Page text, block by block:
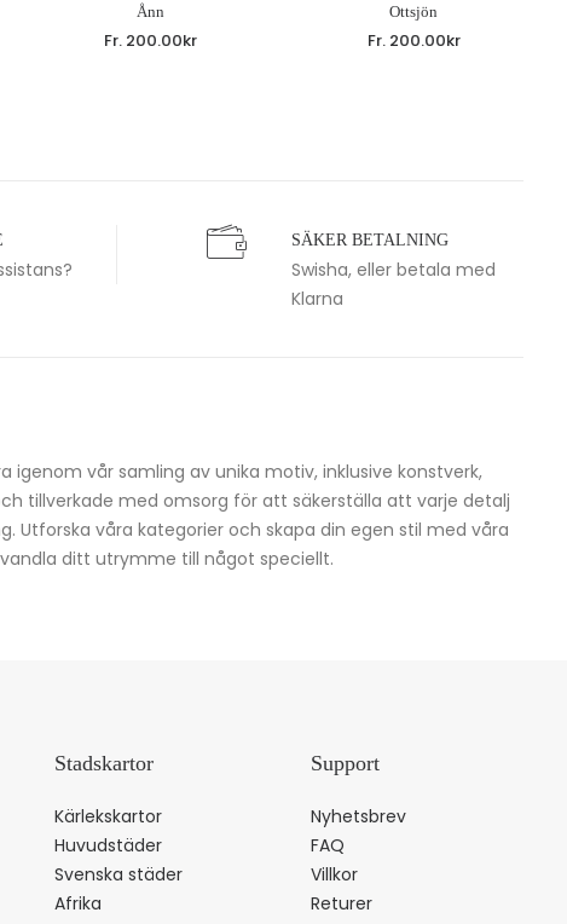
Ånn
Fr. 200.00kr
Ottsjön
Fr. 200.00kr
SÄKER BETALNING
Swisha, eller betala med
Klarna
vår samling av unika motiv, inklusive konstverk,
tillverkade med omsorg för att säkerställa att varje detalj
Utforska våra kategorier och skapa din egen stil med våra
ditt utrymme till något speciellt.
Stadskartor
Kärlekskartor
Huvudstäder
Svenska städer
Afrika
Support
Nyhetsbrev
FAQ
Villkor
Returer